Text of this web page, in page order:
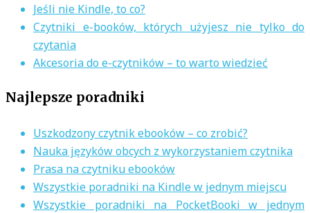
Jeśli nie Kindle, to co?
Czytniki e-booków, których użyjesz nie tylko do
czytania
Akcesoria do e-czytników – to warto wiedzieć
Najlepsze poradniki
Uszkodzony czytnik ebooków – co zrobić?
Nauka języków obcych z wykorzystaniem czytnika
Prasa na czytniku ebooków
Wszystkie poradniki na Kindle w jednym miejscu
Wszystkie poradniki na PocketBooki w jednym